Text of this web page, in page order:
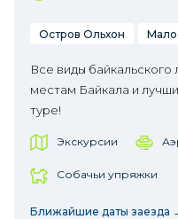
Остров Ольхон
Все виды байкальского
местам Байкала и
туре!
Экскурсии
Собачьи упряжки
Ближайшие даты заезда